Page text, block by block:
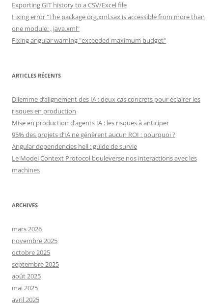
Exporting GIT history to a CSV/Excel file
Fixing error "The package org.xml.sax is accessible from more than
one module: , java.xml"
Fixing angular warning "exceeded maximum budget"
ARTICLES RÉCENTS
Dilemme d’alignement des IA : deux cas concrets pour éclairer les
risques en production
Mise en production d’agents IA : les risques à anticiper
95% des projets d’IA ne génèrent aucun ROI : pourquoi ?
Angular dependencies hell : guide de survie
Le Model Context Protocol bouleverse nos interactions avec les
machines
ARCHIVES
mars 2026
novembre 2025
octobre 2025
septembre 2025
août 2025
mai 2025
avril 2025